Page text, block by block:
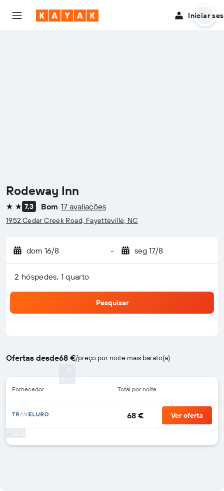
Iniciar
Rodeway Inn
2 estrelas
7,3 Bom 17 avaliações
1952 Cedar Creek Road, Fayetteville, NC
dom 16/8 - seg 17/8
2 hóspedes, 1 quarto
Pesquisar
Ofertas desde68 €/preço por noite mais barato(a)
Fornecedor Total por noite
68 € Ver oferta